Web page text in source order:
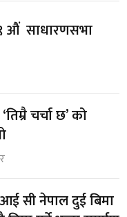
औं साधारणसभा
चर्चा छ’ को
सी नेपाल दुई बिमा